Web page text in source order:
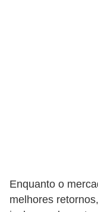
Enquanto o
melhores
r
é